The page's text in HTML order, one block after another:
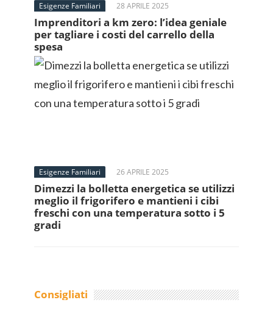
Esigenze Familiari 28 APRILE 2025
Imprenditori a km zero: l’idea geniale
per tagliare i costi del carrello della
spesa
Esigenze Familiari 26 APRILE 2025
Dimezzi la bolletta energetica se utilizzi
meglio il frigorifero e mantieni i cibi
freschi con una temperatura sotto i 5
gradi
Consigliati